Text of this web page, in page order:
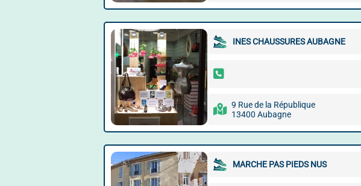
INES CHAUSSURES AUBAGNE
9 Rue de la République
13400 Aubagne
MARCHE PAS PIEDS NUS